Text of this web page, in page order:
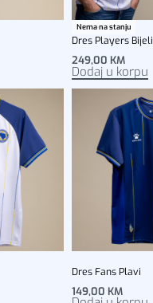
Nema na stanju
Dres Players Bijeli
249,00 KM
Dodaj u korpu
Dres Fans Plavi
149,00 KM